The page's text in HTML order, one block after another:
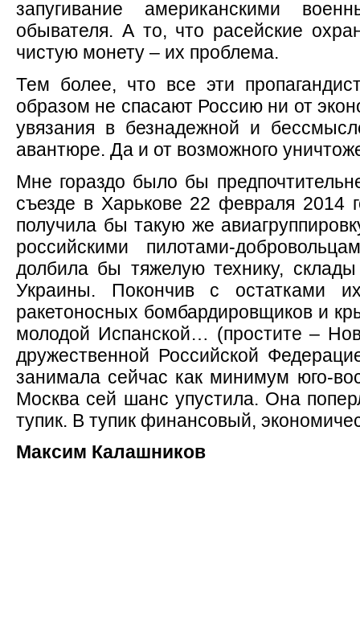
запугивание американскими
обывателя. А то, что расейские
чистую монету – их проблема.
Тем более, что все эти
образом не спасают Россию ни от
увязания в безнадежной и
авантюре. Да и от возможного
Мне гораздо было бы
съезде в Харькове 22 февраля 2014
получила бы такую же
российскими пилотами-
долбила бы тяжелую технику,
Украины. Покончив с
ракетоносных бомбардировщиков и
молодой Испанской… (простите –
дружественной Российской
занимала сейчас как минимум юго-
Москва сей шанс упустила. Она
тупик. В тупик финансовый,
Максим Калашников